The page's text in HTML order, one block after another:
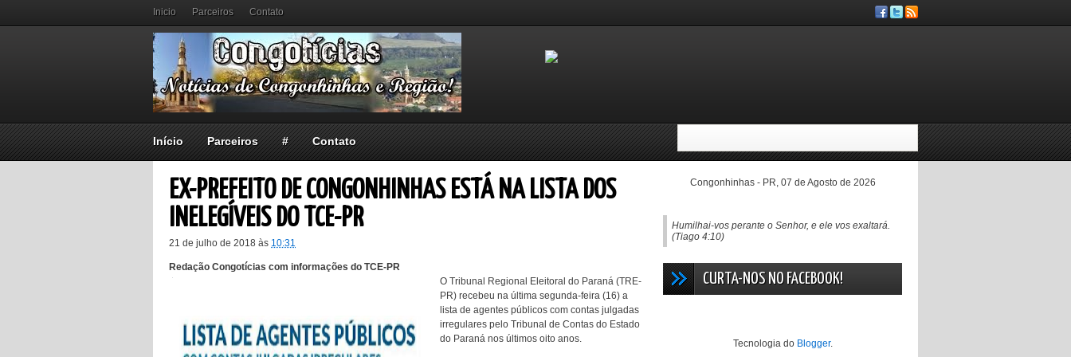
Inicio Parceiros Contato
Início Parceiros # Contato
EX-PREFEITO DE CONGONHINHAS ESTÁ NA LISTA DOS
INELEGÍVEIS DO TCE-PR
21 de julho de 2018 às 10:31
Redação Congotícias com informações do TCE-PR
O Tribunal Regional Eleitoral do Paraná (TRE-
PR) recebeu na última segunda-feira (16) a
lista de agentes públicos com contas julgadas
irregulares pelo Tribunal de Contas do Estado
do Paraná nos últimos oito anos.
Congonhinhas - PR, 07 de Agosto de 2026
Humilhai-vos perante o Senhor, e ele vos exaltará.
(Tiago 4:10)
CURTA-NOS NO FACEBOOK!
Tecnologia do Blogger.